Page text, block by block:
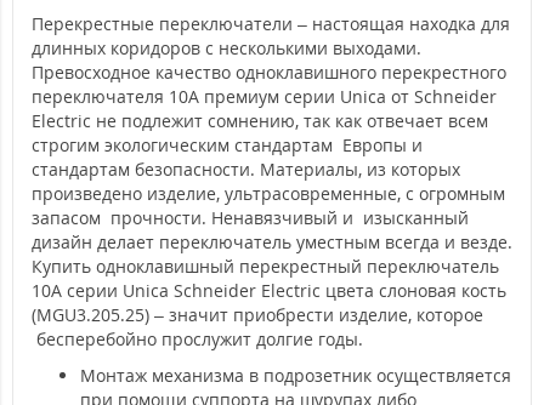
Перекрестные переключатели – настоящая находка для
длинных коридоров с несколькими выходами.
Превосходное качество одноклавишного перекрестного
переключателя 10А премиум серии Unica от Schneider
Electric не подлежит сомнению, так как отвечает всем
строгим экологическим стандартам Европы и
стандартам безопасности. Материалы, из которых
произведено изделие, ультрасовременные, с огромным
запасом прочности. Ненавязчивый и изысканный
дизайн делает переключатель уместным всегда и везде.
Купить одноклавишный перекрестный переключатель
10А серии Unica Schneider Electric цвета слоновая кость
(MGU3.205.25) – значит приобрести изделие, которое
бесперебойно прослужит долгие годы.
Монтаж механизма в подрозетник осуществляется
при помощи суппорта на шурупах либо